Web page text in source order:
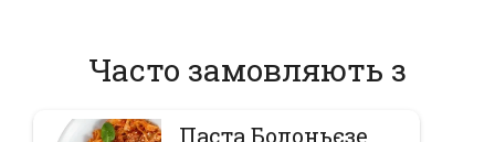
Часто замовляють з
Паста Болоньєзе